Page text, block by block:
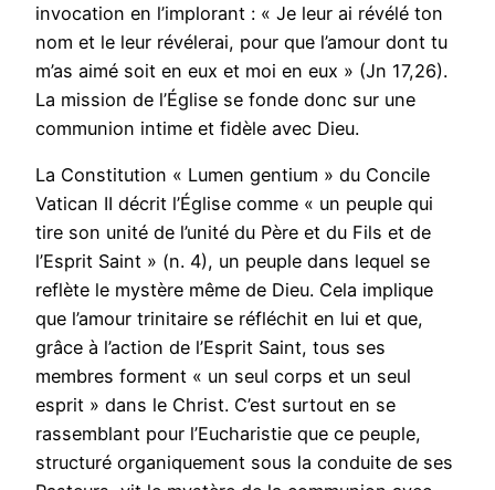
invocation en l’implorant : « Je leur ai révélé ton
nom et le leur révélerai, pour que l’amour dont tu
m’as aimé soit en eux et moi en eux » (Jn 17,26).
La mission de l’Église se fonde donc sur une
communion intime et fidèle avec Dieu.
La Constitution « Lumen gentium » du Concile
Vatican II décrit l’Église comme « un peuple qui
tire son unité de l’unité du Père et du Fils et de
l’Esprit Saint » (n. 4), un peuple dans lequel se
reflète le mystère même de Dieu. Cela implique
que l’amour trinitaire se réfléchit en lui et que,
grâce à l’action de l’Esprit Saint, tous ses
membres forment « un seul corps et un seul
esprit » dans le Christ. C’est surtout en se
rassemblant pour l’Eucharistie que ce peuple,
structuré organiquement sous la conduite de ses